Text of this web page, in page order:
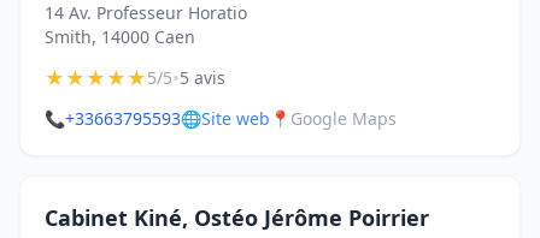
14 Av. Professeur Horatio
Smith, 14000 Caen
★★★★★5/5•5 avis
📞+33663795593🌐Site web 📍 Google Maps
Cabinet Kiné, Ostéo Jérôme Poirrier